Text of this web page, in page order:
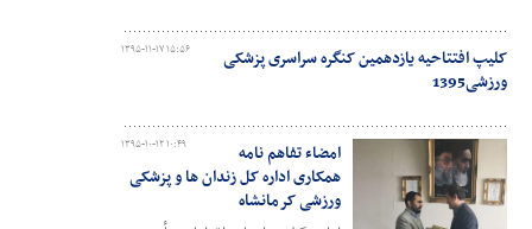
۱۳۹۵-۱۱-۱۷ ۱۵:۵۶
کلیپ افتتاحیه یازدهمین کنگره سراسری پزشکی
ورزشی1395
۱۳۹۵-۱۰-۱۲ ۱۰:۴۹
امضاء تفاهم نامه
همکاری اداره کل زندان ها و پزشکی
ورزشی کرمانشاه